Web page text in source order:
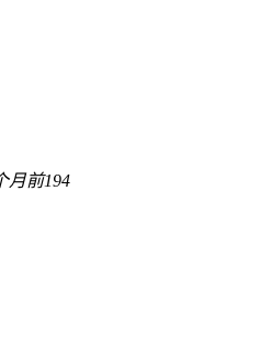
月前194